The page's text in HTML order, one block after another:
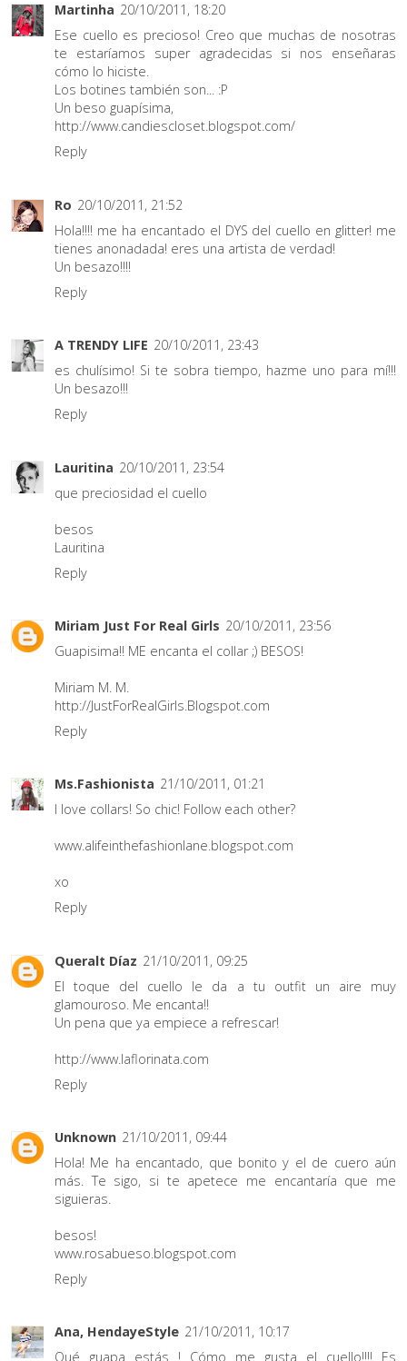
Martinha 20/10/2011, 18:20
Ese cuello es precioso! Creo que muchas de nosotras
te estaríamos super agradecidas si nos enseñaras
cómo lo hiciste.
Los botines también son... :P
Un beso guapísima,
http://www.candiescloset.blogspot.com/
Reply
Ro 20/10/2011, 21:52
Hola!!!! me ha encantado el DYS del cuello en glitter! me
tienes anonadada! eres una artista de verdad!
Un besazo!!!!
Reply
A TRENDY LIFE 20/10/2011, 23:43
es chulísimo! Si te sobra tiempo, hazme uno para mí!!!
Un besazo!!!
Reply
Lauritina 20/10/2011, 23:54
que preciosidad el cuello
besos
Lauritina
Reply
Miriam Just For Real Girls 20/10/2011, 23:56
Guapisima!! ME encanta el collar ;) BESOS!
Miriam M. M.
http://JustForRealGirls.Blogspot.com
Reply
Ms.Fashionista 21/10/2011, 01:21
I love collars! So chic! Follow each other?
www.alifeinthefashionlane.blogspot.com
xo
Reply
Queralt Díaz 21/10/2011, 09:25
El toque del cuello le da a tu outfit un aire muy
glamouroso. Me encanta!!
Un pena que ya empiece a refrescar!
http://www.laflorinata.com
Reply
Unknown 21/10/2011, 09:44
Hola! Me ha encantado, que bonito y el de cuero aún
más. Te sigo, si te apetece me encantaría que me
siguieras.
besos!
www.rosabueso.blogspot.com
Reply
Ana, HendayeStyle 21/10/2011, 10:17
Qué guapa estás ! Cómo me gusta el cuello!!!! Es